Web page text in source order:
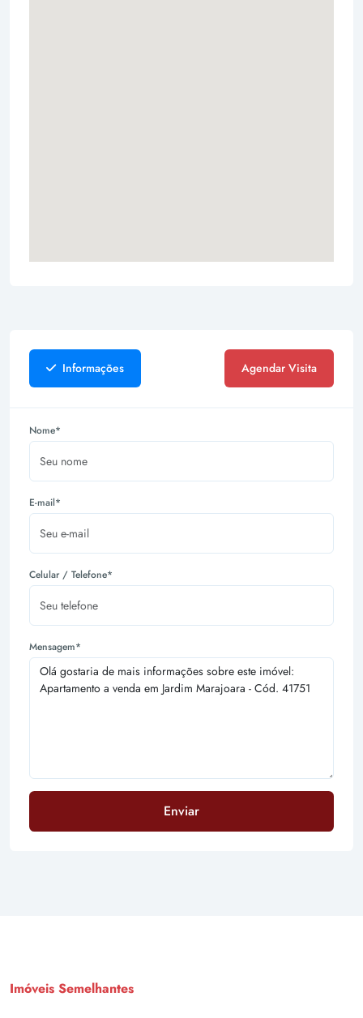
Informações Agendar Visita
Nome*
E-mail*
Celular / Telefone*
Mensagem*
Enviar
Imóveis Semelhantes